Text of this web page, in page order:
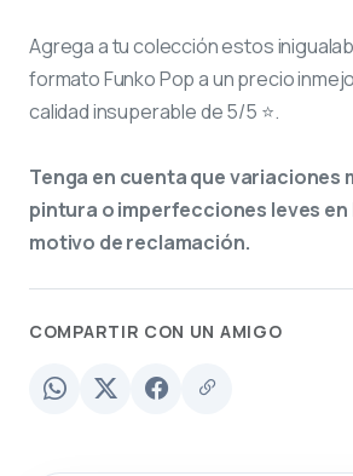
Agrega a tu colección estos
formato Funko Pop a un precio
calidad insuperable de 5/5 ⭐.
Tenga en cuenta que variaciones
pintura o imperfecciones leves en
motivo de reclamación.
COMPARTIR CON UN AMIGO